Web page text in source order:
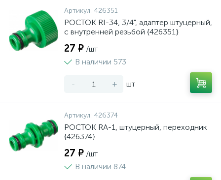
Артикул: 426351
РОСТОК RI-34, 3/4", адаптер штуцерный,
с внутренней резьбой {426351}
27 ₽ /шт
В наличии 573
- + шт
Артикул: 426374
РОСТОК RA-1, штуцерный, переходник
{426374}
27 ₽ /шт
В наличии 874